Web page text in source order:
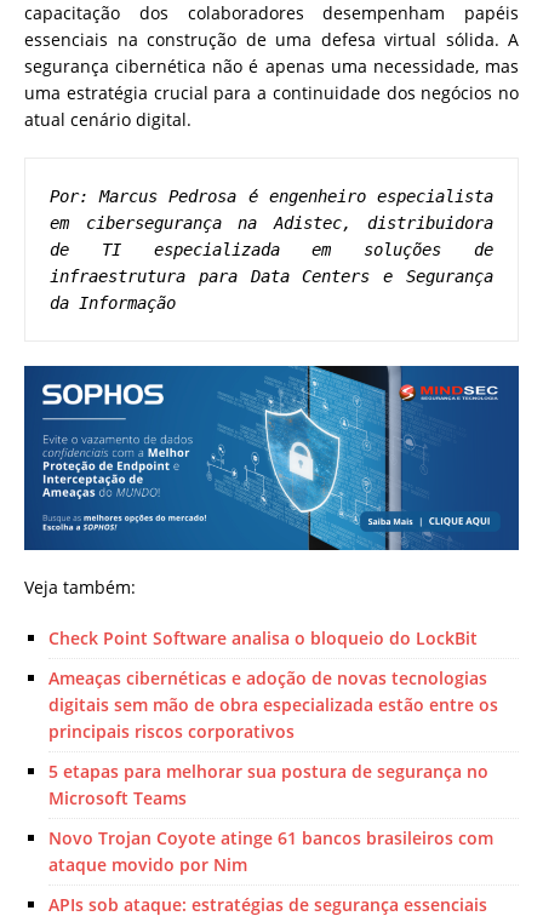
capacitação dos colaboradores desempenham papéis
essenciais na construção de uma defesa virtual sólida. A
segurança cibernética não é apenas uma necessidade, mas
uma estratégia crucial para a continuidade dos negócios no
atual cenário digital.
Por: Marcus Pedrosa é engenheiro especialista
em cibersegurança na Adistec, distribuidora
de TI especializada em soluções de
infraestrutura para Data Centers e Segurança
da Informação
Veja também:
Check Point Software analisa o bloqueio do LockBit
Ameaças cibernéticas e adoção de novas tecnologias
digitais sem mão de obra especializada estão entre os
principais riscos corporativos
5 etapas para melhorar sua postura de segurança no
Microsoft Teams
Novo Trojan Coyote atinge 61 bancos brasileiros com
ataque movido por Nim
APIs sob ataque: estratégias de segurança essenciais